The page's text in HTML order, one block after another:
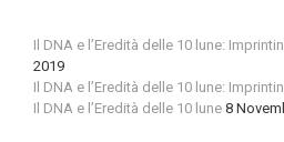
Il DNA e l’Eredità delle 10 lune:
2019
Il DNA e l’Eredità delle 10 lune:
Il DNA e l’Eredità delle 10 lune 8